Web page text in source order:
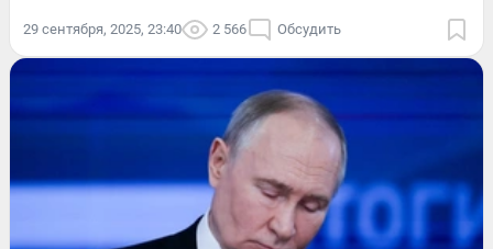
29 сентября, 2025, 23:40 2 566 Обсудить